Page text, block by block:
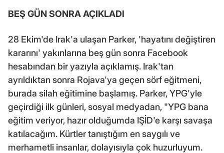
BEŞ GÜN SONRA AÇIKLADI
28 Ekim'de Irak'a ulaşan Parker, 'hayatını değiştiren
kararını' yakınlarına beş gün sonra Facebook
hesabından bir yazıyla açıklamış. Irak'tan
ayrıldıktan sonra Rojava'ya geçen sörf eğitmeni,
burada silah eğitimine başlamış. Parker, YPG'yle
geçirdiği ilk günleri, sosyal medyadan, "YPG bana
eğitim veriyor, hazır olduğumda IŞİD'e karşı savaşa
katılacağım. Kürtler tanıştığım en saygılı ve
merhametli insanlar, dolayısıyla çok huzurluyum.